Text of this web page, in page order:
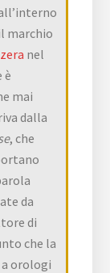
marchio
nel
è
mai
dalla
, che
da
di
che la
orologi